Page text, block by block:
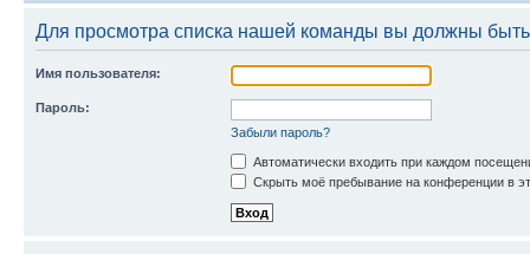
Для просмотра списка нашей команды вы должны
Имя пользователя:
Пароль:
Забыли пароль?
Автоматически входить при каждом
Скрыть моё пребывание на конференции в